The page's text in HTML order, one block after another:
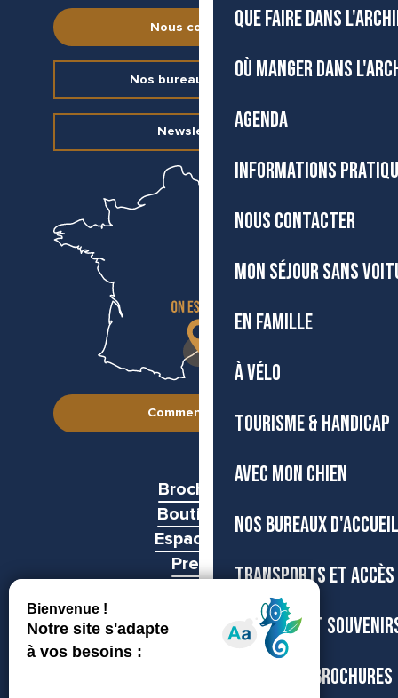
QUE FAIRE DANS
OÙ MANGER DANS
AGENDA
INFORMATIONS
NOUS CONTACTER
MON SÉJOUR SANS
EN FAMILLE
À VÉLO
TOURISME & HANDICAP
AVEC MON CHIEN
NOS BUREAUX D'ACCUEIL
TRANSPORTS ET ACCÈS
BOUTIQUE ET
CARTES ET BROCHURES
Nous contacter
Nos bureaux d’accueil
Newsletter
Comment venir ?
Brochures
Boutiques
Espace pro
Presse